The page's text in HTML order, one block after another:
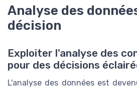
Analyse des
décision
Exploiter l'analyse des
pour des décisions
L'analyse des données est